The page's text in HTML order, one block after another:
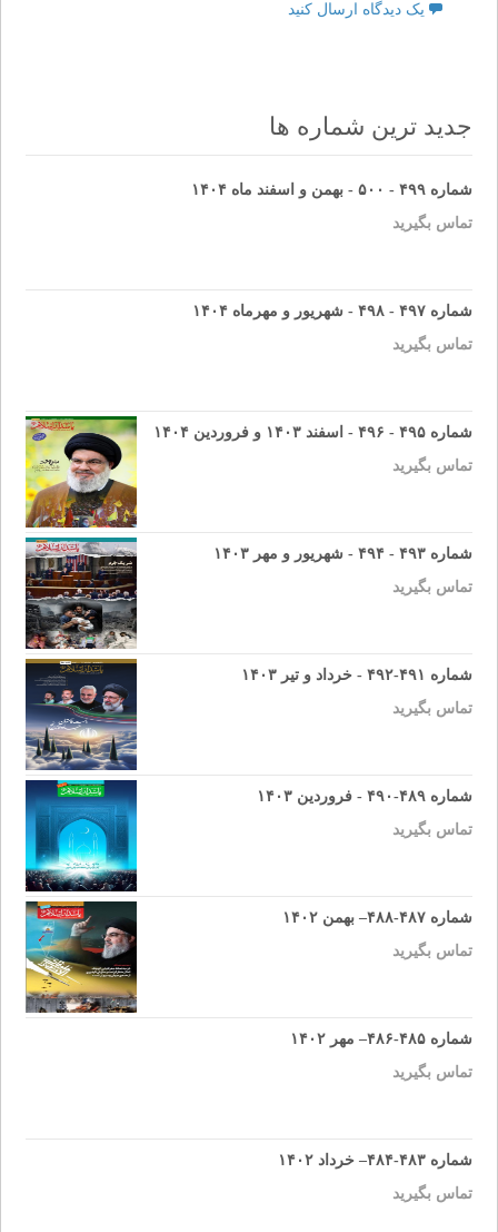
یک دیدگاه ارسال کنید
جدید ترین شماره ها
شماره ۴۹۹ - ۵۰۰ - بهمن و اسفند ماه ۱۴۰۴
تماس بگیرید
شماره ۴۹۷ - ۴۹۸ - شهریور و مهرماه ۱۴۰۴
تماس بگیرید
شماره ۴۹۵ - ۴۹۶ - اسفند ۱۴۰۳ و فروردین ۱۴۰۴
تماس بگیرید
شماره ۴۹۳ - ۴۹۴ - شهریور و مهر ۱۴۰۳
تماس بگیرید
شماره ۴۹۱-۴۹۲ - خرداد و تیر ۱۴۰۳
تماس بگیرید
شماره ۴۸۹-۴۹۰ - فروردین ۱۴۰۳
تماس بگیرید
شماره ۴۸۷-۴۸۸– بهمن ۱۴۰۲
تماس بگیرید
شماره ۴۸۵-۴۸۶– مهر ۱۴۰۲
تماس بگیرید
شماره ۴۸۳-۴۸۴– خرداد ۱۴۰۲
تماس بگیرید